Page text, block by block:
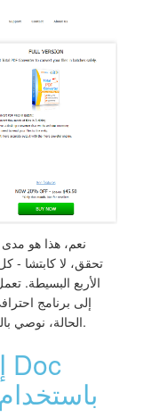
نعم، هذا هو مدى
تحقق، لا كابتشا -
الأربع البسيطة.
إلى برنامج
الحالة، نوصي بالنظر في تثبيت النسخة الكاملة لسطح المكتب.